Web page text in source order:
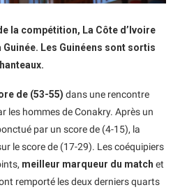
la compétition, La Côte d’Ivoire
Guinée. Les Guinéens sont sortis
de (53-55) dans une rencontre
les hommes de Conakry. Après un
par un score de (4-15), la
le score de (17-29). Les coéquipiers
meilleur marqueur du match et
remporté les deux derniers quarts